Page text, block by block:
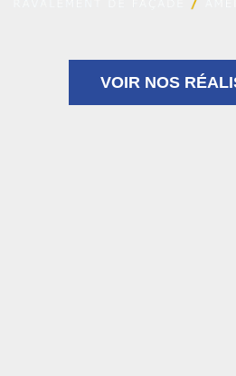
VOIR NOS